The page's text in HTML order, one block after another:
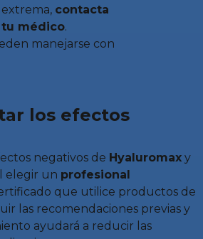
contacta
médico.
manejarse con
los efectos
negativos de Hyaluromax y
elegir un profesional
que utilice productos de
las recomendaciones previas y
ayudará a reducir las